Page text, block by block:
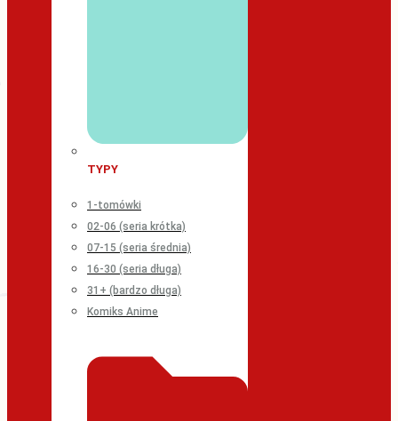
TYPY
1-tomówki
02-06 (seria krótka)
07-15 (seria średnia)
16-30 (seria długa)
31+ (bardzo długa)
Komiks Anime